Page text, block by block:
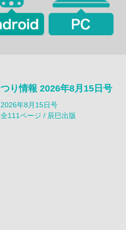
つり情報 2026年8月15日号
2026年8月15日号
全111ページ / 辰巳出版